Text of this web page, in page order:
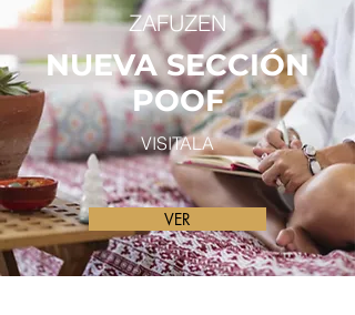
ZAFUZEN
NUEVA SECCIÓN
POOF
VISITALA
VER